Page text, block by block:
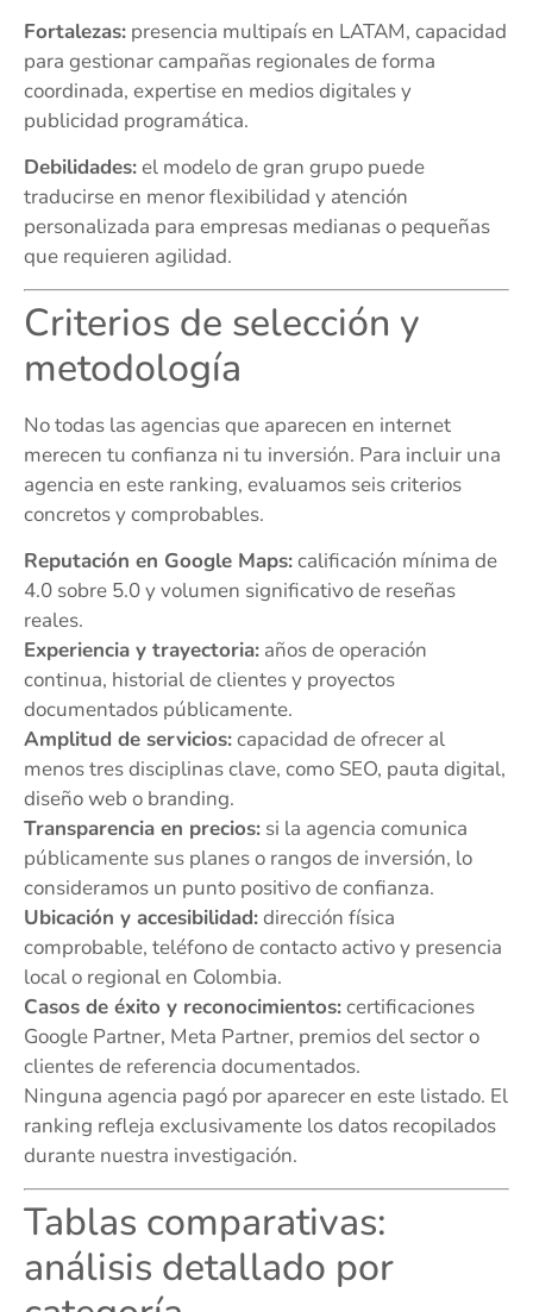
Fortalezas: presencia multipaís en LATAM, capacidad
para gestionar campañas regionales de forma
coordinada, expertise en medios digitales y
publicidad programática.
Debilidades:el modelo de gran grupo puede
traducirse en menor flexibilidad y atención
personalizada para empresas medianas o pequeñas
que requieren agilidad.
Criterios de selección y
metodología
No todas las agencias que aparecen en internet
merecen tu confianza ni tu inversión. Para incluir una
agencia en este ranking, evaluamos seis criterios
concretos y comprobables.
Reputación en Google Maps:calificación mínima de
4.0 sobre 5.0 y volumen significativo de reseñas
reales.
Experiencia y trayectoria: años de operación
continua, historial de clientes y proyectos
documentados públicamente.
Amplitud de servicios:capacidad de ofrecer al
menos tres disciplinas clave, como SEO, pauta digital,
diseño web o branding.
Transparencia en precios: si la agencia comunica
públicamente sus planes o rangos de inversión, lo
consideramos un punto positivo de confianza.
Ubicación y accesibilidad:dirección física
comprobable, teléfono de contacto activo y presencia
local o regional en Colombia.
Casos de éxito y reconocimientos:certificaciones
Google Partner, Meta Partner, premios del sector o
clientes de referencia documentados.
Ninguna agencia pagó por aparecer en este listado. El
ranking refleja exclusivamente los datos recopilados
durante nuestra investigación.
Tablas comparativas:
análisis detallado por